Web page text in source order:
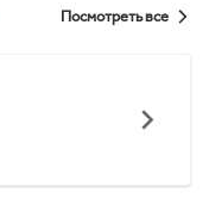
Посмотреть все